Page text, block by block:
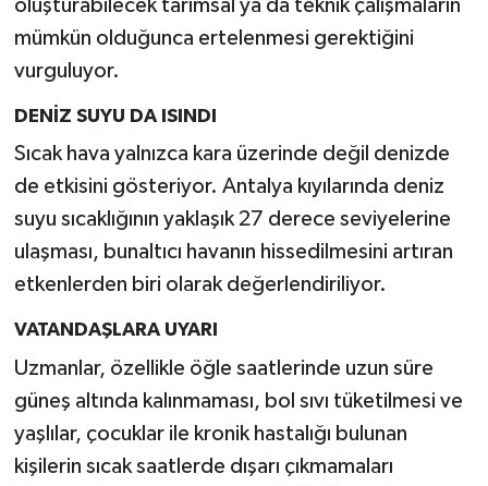
oluşturabilecek tarımsal ya da teknik çalışmaların
mümkün olduğunca ertelenmesi gerektiğini
vurguluyor.
DENİZ SUYU DA ISINDI
Sıcak hava yalnızca kara üzerinde değil denizde
de etkisini gösteriyor. Antalya kıyılarında deniz
suyu sıcaklığının yaklaşık 27 derece seviyelerine
ulaşması, bunaltıcı havanın hissedilmesini artıran
etkenlerden biri olarak değerlendiriliyor.
VATANDAŞLARA UYARI
Uzmanlar, özellikle öğle saatlerinde uzun süre
güneş altında kalınmaması, bol sıvı tüketilmesi ve
yaşlılar, çocuklar ile kronik hastalığı bulunan
kişilerin sıcak saatlerde dışarı çıkmamaları